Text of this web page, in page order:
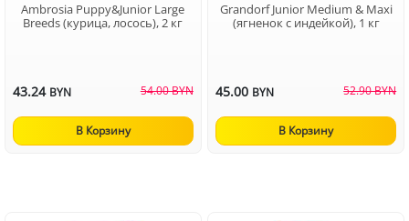
Ambrosia Puppy&Junior Large
Breeds (курица, лосось), 2 кг
43.24 BYN 54.00 BYN
В Корзину
Grandorf Junior Medium & Maxi
(ягненок с индейкой), 1 кг
45.00 BYN 52.90 BYN
В Корзину